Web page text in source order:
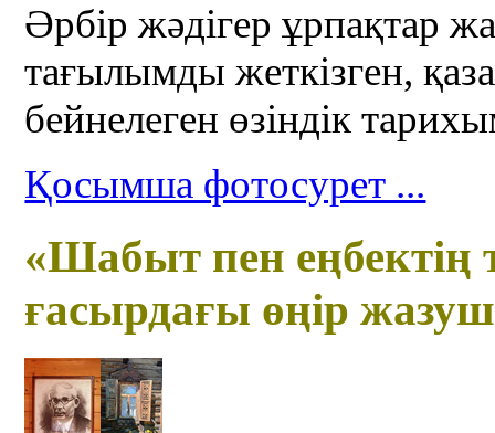
Әрбір жәдігер ұрпақтар
тағылымды жеткізген,
бейнелеген өзіндік
Қосымша фотосурет ...
«Шабыт пен
ғасырдағы өңір